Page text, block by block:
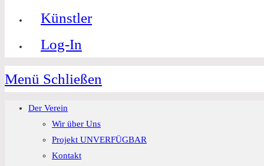
Künstler
Log-In
Menü Schließen
Der Verein
Wir über Uns
Projekt UNVERFÜGBAR
Kontakt